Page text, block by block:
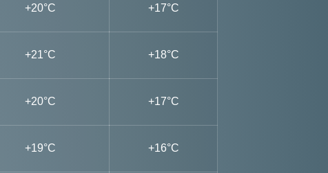
+20°C +17°C
+21°C +18°C
+20°C +17°C
+19°C +16°C